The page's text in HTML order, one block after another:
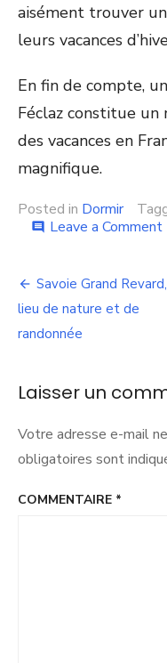
aisément trouver
leurs vacances
En fin de compte,
Féclaz constitue un
des vacances en
magnifique.
Posted in Dormir
comment Leave a Commenton
Navigation
de
l’article
Savoie Grand
lieu de nature et de
randonnée
Laisser un
Votre adresse e-mail
obligatoires sont
COMMENTAIRE *